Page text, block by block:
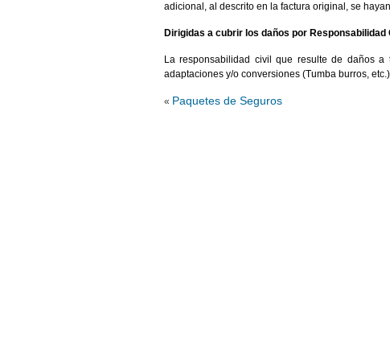
adicional, al descrito en la factura original, se
Dirigidas a cubrir los daños por Responsabilidad
La responsabilidad civil que resulte de daños
adaptaciones y/o conversiones (Tumba burros,
« Paquetes de Seguros